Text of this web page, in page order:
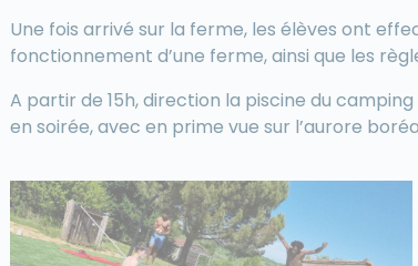
Une fois arrivé sur la ferme, les élèves ont
fonctionnement d’une ferme, ainsi que les
A partir de 15h, direction la piscine du
en soirée, avec en prime vue sur l’aurore